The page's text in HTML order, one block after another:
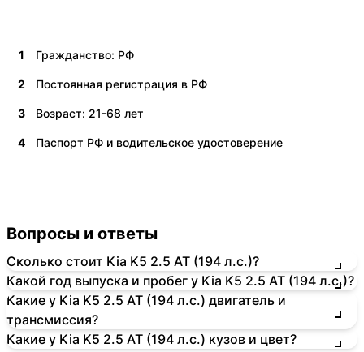
1 Гражданство: РФ
2 Постоянная регистрация в РФ
3 Возраст: 21-68 лет
4 Паспорт РФ и водительское удостоверение
Вопросы и ответы
Сколько стоит Kia K5 2.5 AT (194 л.с.)?
Какой год выпуска и пробег у Kia K5 2.5 AT (194 л.с.)?
Какие у Kia K5 2.5 AT (194 л.с.) двигатель и
трансмиссия?
Какие у Kia K5 2.5 AT (194 л.с.) кузов и цвет?